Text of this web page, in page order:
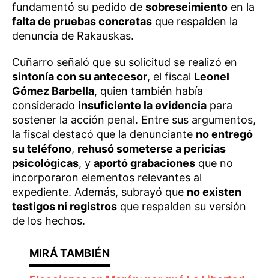
fundamentó su pedido de sobreseimiento en la
falta de pruebas concretas que respalden la
denuncia de Rakauskas.
Cuñarro señaló que su solicitud se realizó en
sintonía con su antecesor, el fiscal Leonel
Gómez Barbella, quien también había
considerado insuficiente la evidencia para
sostener la acción penal. Entre sus argumentos,
la fiscal destacó que la denunciante no entregó
su teléfono, rehusó someterse a pericias
psicológicas, y aportó grabaciones que no
incorporaron elementos relevantes al
expediente. Además, subrayó que no existen
testigos ni registros que respalden su versión
de los hechos.